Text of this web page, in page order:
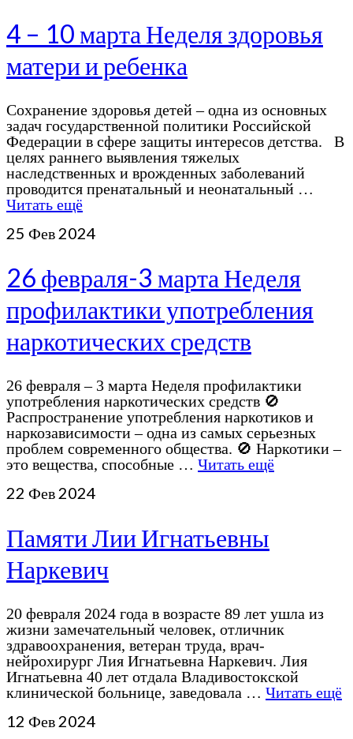
4 – 10 марта Неделя здоровья
матери и ребенка
Сохранение здоровья детей – одна из основных
задач государственной политики Российской
Федерации в сфере защиты интересов детства. В
целях раннего выявления тяжелых
наследственных и врожденных заболеваний
проводится пренатальный и неонатальный …
Читать ещё
25 Фев 2024
26 февраля-3 марта Неделя
профилактики употребления
наркотических средств
26 февраля – 3 марта Неделя профилактики
употребления наркотических средств 🚫
Распространение употребления наркотиков и
наркозависимости – одна из самых серьезных
проблем современного общества. 🚫 Наркотики –
это вещества, способные … Читать ещё
22 Фев 2024
Памяти Лии Игнатьевны
Наркевич
20 февраля 2024 года в возрасте 89 лет ушла из
жизни замечательный человек, отличник
здравоохранения, ветеран труда, врач-
нейрохирург Лия Игнатьевна Наркевич. Лия
Игнатьевна 40 лет отдала Владивостокской
клинической больнице, заведовала … Читать ещё
12 Фев 2024